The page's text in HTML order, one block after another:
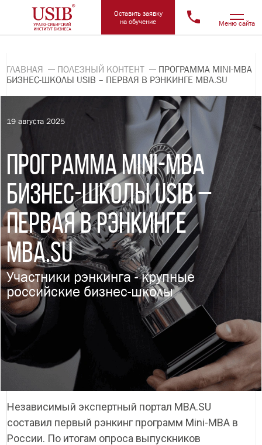
Оставить заявку
на обучение
Меню сайта
ГЛАВНАЯ ПОЛЕЗНЫЙ КОНТЕНТ
ПРОГРАММА МINI-MBA
БИЗНЕС-ШКОЛЫ USIB – ПЕРВАЯ В РЭНКИНГЕ MBA.SU
19 августа 2025
ПРОГРАММА МINI-MBA
БИЗНЕС-ШКОЛЫ USIB –
ПЕРВАЯ В РЭНКИНГЕ
MBA.SU
Участники рэнкинга - крупные
российские бизнес-школы
Независимый экспертный портал MBA.SU
составил первый рэнкинг программ Мini-MBA в
России. По итогам опроса выпускников